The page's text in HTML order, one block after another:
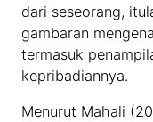
dari seseorang,
gambaran
termasuk
kepribadiannya.
Menurut Mahali